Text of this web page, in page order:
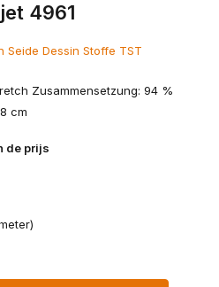
4961
Seide Dessin Stoffe TST
Zusammensetzung: 94 %
cm
de prijs